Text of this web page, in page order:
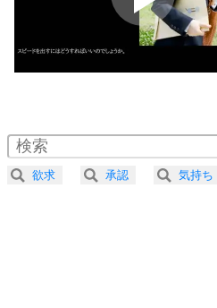
ストレス対策
人生、なんと
気楽に生きる30の方
4 器の大きい人は
プラス思考
2.0倍速 （364KB 1分32
2.5倍速 （291KB 1分14秒
3.0倍速 （243KB 1分1秒）
欲求 承認 気持ち